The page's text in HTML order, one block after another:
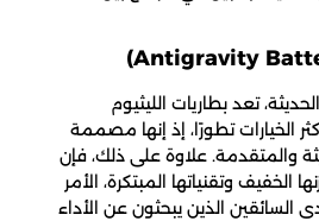
تعد بطاريات الليثيوم
الخيارات تطورًا، إذ إنها مصممة
والمتقدمة. علاوة على ذلك، فإن
الخفيف وتقنياتها المبتكرة، الأمر
السائقين الذين يبحثون عن الأداء